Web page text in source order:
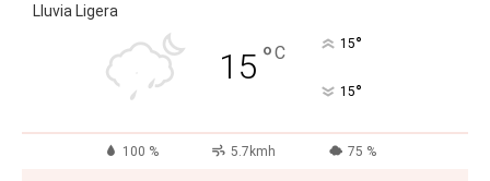
Lluvia Ligera
15 °C 15°
15°
100 % 5.7kmh 75 %